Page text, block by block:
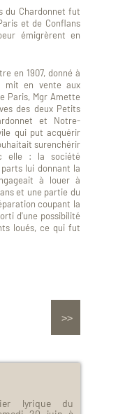
du Chardonnet fut
et de Conflans
émigrèrent en
en 1907, donné à
mit en vente aux
Paris, Mgr Amette
des deux Petits
et Notre-
qui put acquérir
surenchérir
elle : la société
lui donnant la
à louer à
et une partie du
coupant la
d'une possibilité
loués, ce qui fut
lyrique du